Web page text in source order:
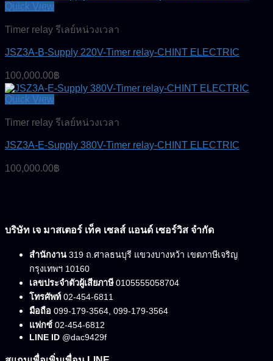
Quick View
Timer relay รีเลย์หน่วงเวลา
JSZ3A-B-Supply 220V-Timer relay-CHINT ELECTRIC
100,000.00฿
Quick View
Timer relay รีเลย์หน่วงเวลา
JSZ3A-E-Supply 380V-Timer relay-CHINT ELECTRIC
100,000.00฿
บริษัท เจ มาสเตอร์ เท็ค เซลส์ แอนด์ เซอร์วิส จำกัด
สำนักงาน 319 ถ.ศาลธนบุรี แขวงบางหว้า เขตภาษีเจริญ
กรุงเทพฯ 10160
เลขประจำตัวผู้เสียภาษี0105555058704
โทรศัพท์02-454-6811
มือถือ 099-179-3564, 099-179-3564
แฟกซ์ 02-454-6812
LINE ID @dac9429f